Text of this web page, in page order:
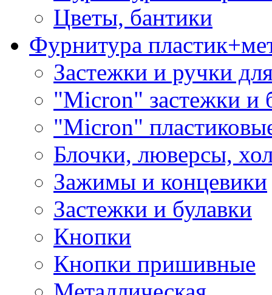
Цветы, бантики
Фурнитура
Застежки и ручки
"Micron" застежки и
"Micron"
Блочки, люверсы,
Зажимы и концевики
Застежки и булавки
Кнопки
Кнопки пришивные